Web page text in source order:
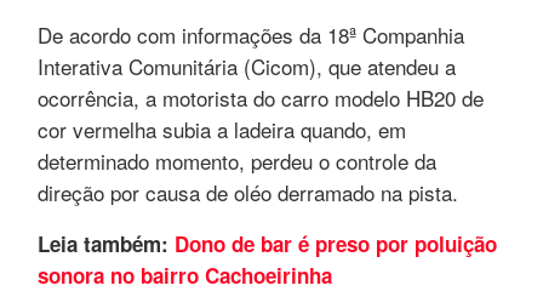
De acordo com informações da 18ª Companhia
Interativa Comunitária (Cicom), que atendeu a
ocorrência, a motorista do carro modelo HB20 de
cor vermelha subia a ladeira quando, em
determinado momento, perdeu o controle da
direção por causa de oléo derramado na pista.
Leia também: Dono de bar é preso por poluição
sonora no bairro Cachoeirinha